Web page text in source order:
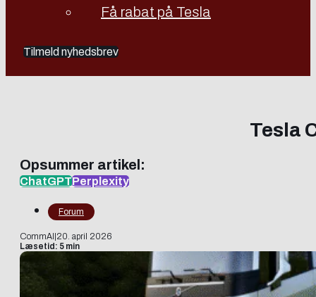
Få rabat på Tesla
Tilmeld nyhedsbrev
Tesla
Opsummer artikel:
ChatGPTPerplexity
Forum
CommAI 20. april 2026
Læsetid: 5 min